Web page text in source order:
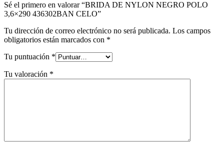
Sé el primero en valorar “BRIDA DE NYLON NEGRO POLO
3,6×290 436302BAN CELO”
Tu dirección de correo electrónico no será publicada. Los campos
obligatorios están marcados con *
Tu puntuación *
Tu valoración *